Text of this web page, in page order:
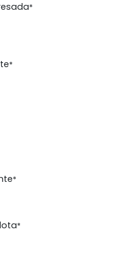
*
*
*
*